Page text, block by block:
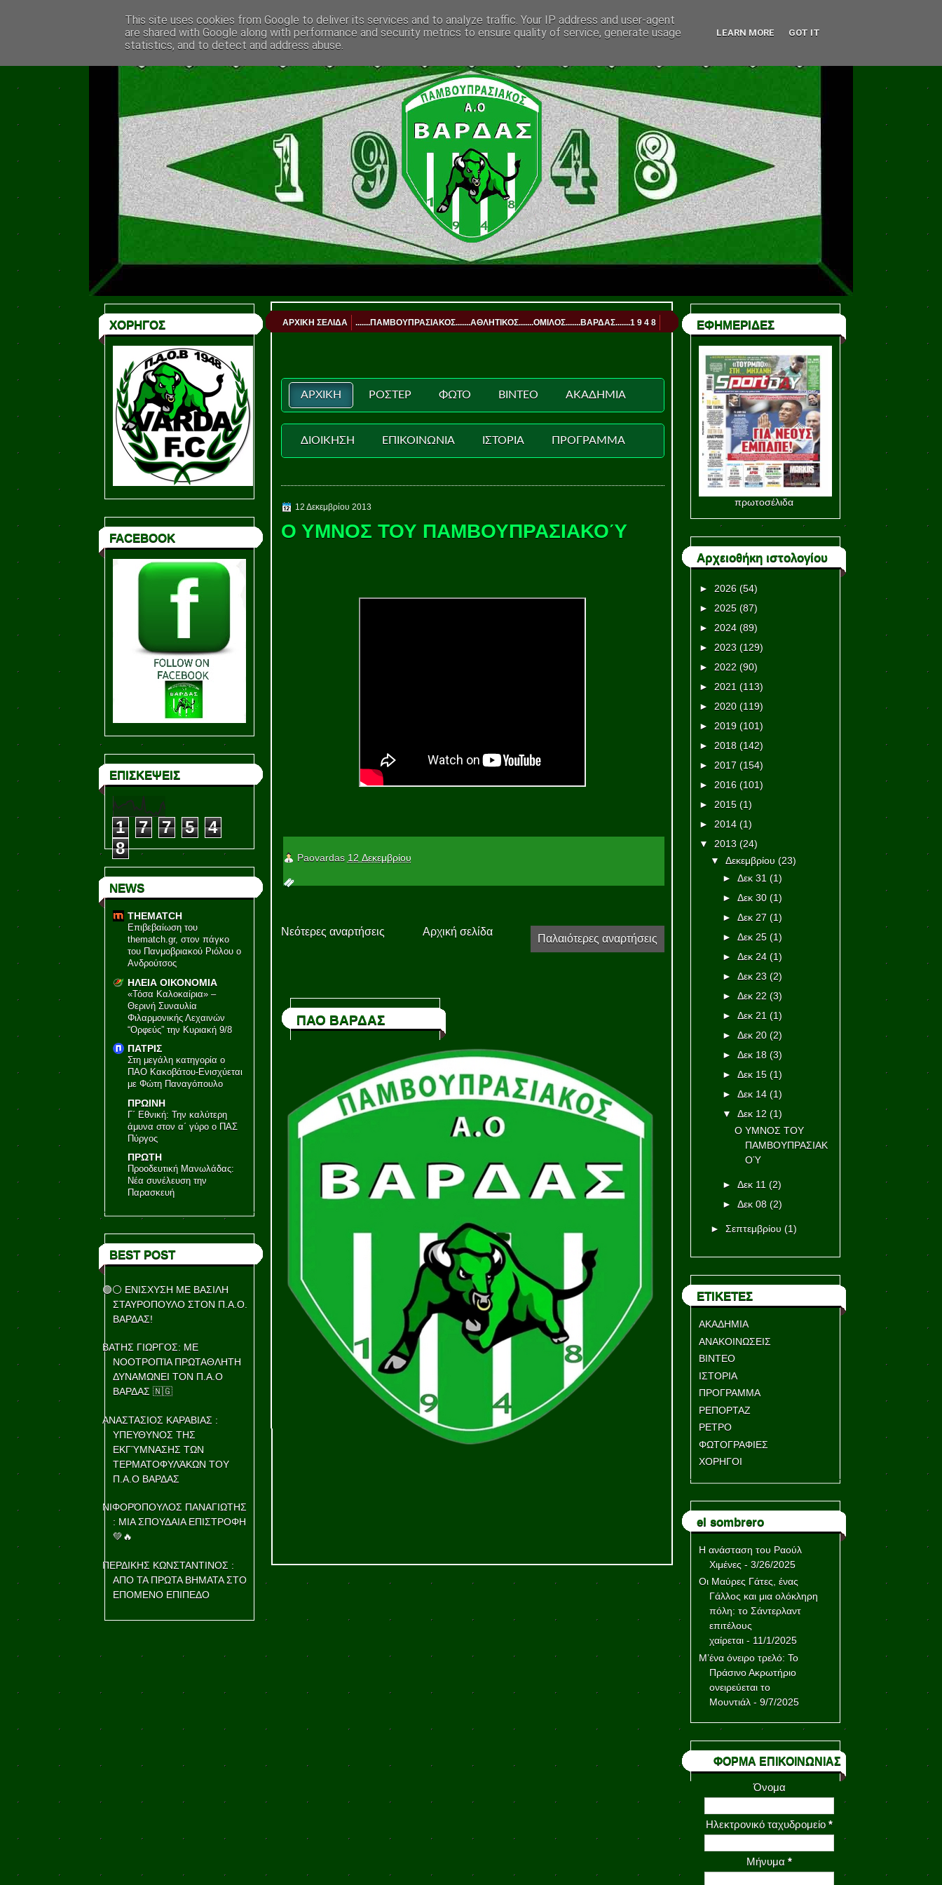
ΧΟΡΗΓΟΣ
FACEBOOK
ΕΠΙΣΚΕΨΕΙΣ
1 7 7 5
4
8
NEWS
THEMATCH
Επιβεβαίωση του
thematch.gr, στον πάγκο
του Πανμοβριακού Ριόλου ο
Ανδρούτσος
ΗΛΕΙΑ ΟΙΚΟΝΟΜΙΑ
«Τόσα Καλοκαίρια» –
Θερινή Συναυλία
Φιλαρμονικής Λεχαινών
“Ορφεύς” την Κυριακή 9/8
ΠΑΤΡΙΣ
Στη μεγάλη κατηγορία ο
ΠΑΟ Κακοβάτου-Ενισχύεται
με Φώτη Παναγόπουλο
ΠΡΩΙΝΗ
Γ΄ Εθνική: Την καλύτερη
άμυνα στον α΄ γύρο ο ΠΑΣ
Πύργος
ΠΡΩΤΗ
Προοδευτική Μανωλάδας:
Νέα συνέλευση την
Παρασκευή
BEST POST
🟢⚪ ΕΝΙΣΧΥΣΗ ΜΕ ΒΑΣΙΛΗ
ΣΤΑΥΡΟΠΟΥΛΟ ΣΤΟΝ Π.Α.Ο.
ΒΑΡΔΑΣ!
ΒΑΤΗΣ ΓΙΩΡΓΟΣ: ΜΕ
ΝΟΟΤΡΟΠΊΑ ΠΡΩΤΑΘΛΗΤΗ
ΔΥΝΑΜΩΝΕΙ ΤΟΝ Π.Α.Ο
ΒΑΡΔΑΣ 🇳🇬
ΑΝΑΣΤΑΣΙΟΣ ΚΑΡΑΒΙΑΣ :
ΥΠΕΥΘΥΝΟΣ ΤΗΣ
ΕΚΓΎΜΝΑΣΗΣ ΤΩΝ
ΤΕΡΜΑΤΟΦΥΛΆΚΩΝ ΤΟΥ
Π.Α.Ο ΒΑΡΔΑΣ
ΝΙΦΟΡΌΠΟΥΛΟΣ ΠΑΝΑΓΙΩΤΗΣ
: ΜΙΑ ΣΠΟΥΔΑΙΑ ΕΠΙΣΤΡΟΦΗ
💚🔥
ΠΕΡΔΙΚΗΣ ΚΩΝΣΤΑΝΤΙΝΟΣ :
ΑΠΟ ΤΑ ΠΡΩΤΑ ΒΗΜΑΤΑ ΣΤΟ
ΕΠΟΜΕΝΟ ΕΠΙΠΕΔΟ
ΑΡΧΙΚΗ ΣΕΛΙΔΑ .......ΠΑΜΒΟΥΠΡΑΣΙΑΚΟΣ.......ΑΘΛΗΤΙΚΟΣ.......ΟΜΙΛΟΣ.......ΒΑΡΔΑΣ.......1 9 4 8
ΑΡΧΙΚΗ ΡΟΣΤΕΡ ΦΩΤΟ ΒΙΝΤΕΟ ΑΚΑΔΗΜΙΑ
ΔΙΟΙΚΗΣΗ ΕΠΙΚΟΙΝΩΝΙΑ ΙΣΤΟΡΙΑ ΠΡΟΓΡΑΜΜΑ
12 Δεκεμβρίου 2013
Ο ΥΜΝΟΣ ΤΟΥ ΠΑΜΒΟΥΠΡΑΣΙΑΚΟΎ
Paovardas 12 Δεκεμβρίου
Νεότερες αναρτήσεις
Παλαιότερες αναρτήσεις
Αρχική σελίδα
ΠΑΟ ΒΑΡΔΑΣ
ΕΦΗΜΕΡΙΔΕΣ
πρωτοσέλιδα
Αρχειοθήκη ιστολογίου
► 2026 (54)
► 2025 (87)
► 2024 (89)
► 2023 (129)
► 2022 (90)
► 2021 (113)
► 2020 (119)
► 2019 (101)
► 2018 (142)
► 2017 (154)
► 2016 (101)
► 2015 (1)
► 2014 (1)
▼
2013 (24)
▼
Δεκεμβρίου (23)
►Δεκ 31 (1)
►Δεκ 30 (1)
►Δεκ 27 (1)
►Δεκ 25 (1)
►Δεκ 24 (1)
►Δεκ 23 (2)
►Δεκ 22 (3)
►Δεκ 21 (1)
►Δεκ 20 (2)
►Δεκ 18 (3)
►Δεκ 15 (1)
►Δεκ 14 (1)
▼
Δεκ 12 (1)
Ο ΥΜΝΟΣ ΤΟΥ
ΠΑΜΒΟΥΠΡΑΣΙΑΚ
ΟΎ
►Δεκ 11 (2)
►Δεκ 08 (2)
►Σεπτεμβρίου (1)
ΕΤΙΚΕΤΕΣ
ΑΚΑΔΗΜΙΑ
ΑΝΑΚΟΙΝΩΣΕΙΣ
ΒΙΝΤΕΟ
ΙΣΤΟΡΙΑ
ΠΡΟΓΡΑΜΜΑ
ΡΕΠΟΡΤΑΖ
ΡΕΤΡΟ
ΦΩΤΟΓΡΑΦΙΕΣ
ΧΟΡΗΓΟΙ
el sombrero
Η ανάσταση του Ραούλ
Χιμένες - 3/26/2025
Οι Μαύρες Γάτες, ένας
Γάλλος και μια ολόκληρη
πόλη: το Σάντερλαντ
επιτέλους
χαίρεται- 11/1/2025
Μ’ένα όνειρο τρελό: Το
Πράσινο Ακρωτήριο
ονειρεύεται το
Μουντιάλ- 9/7/2025
ΦΟΡΜΑ ΕΠΙΚΟΙΝΩΝΙΑΣ
Όνομα
Ηλεκτρονικό ταχυδρομείο *
Μήνυμα *
This site uses cookies from Google to deliver its services and to analyze traffic. Your IP address and user-agent
are shared with Google along with performance and security metrics to ensure quality of service, generate usage
statistics, and to detect and address abuse.
LEARN MORE GOT IT